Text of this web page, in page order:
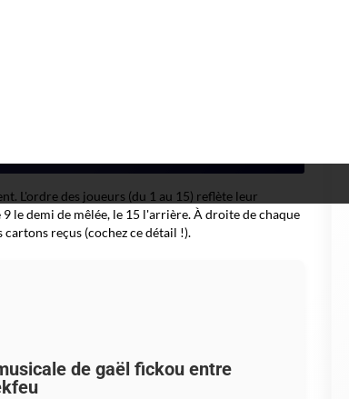
L'ordre des joueurs (du 1 au 15) reflète leur
le demi de mêlée, le 15 l'arrière. À droite de chaque
cartons reçus (cochez ce détail !).
de gaël fickou entre